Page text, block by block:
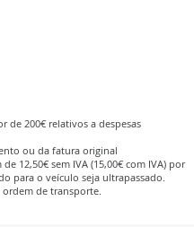
de 200€ relativos a despesas
ou da fatura original
12,50€ sem IVA (15,00€ com IVA) por
para o veículo seja ultrapassado.
ordem de transporte.